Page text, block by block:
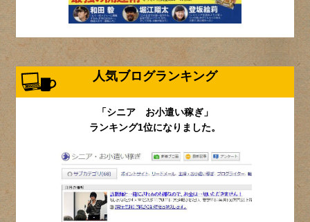
人気ブログランキング
「シニア お小遣い稼ぎ」
ランキング1位になりました。